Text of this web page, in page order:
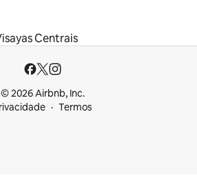
Centrais
© 2026 Airbnb, Inc.
Termos